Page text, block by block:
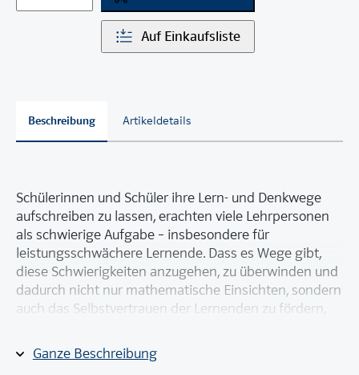
Auf Einkaufsliste
Beschreibung Artikeldetails
Ganze Beschreibung
Schülerinnen und Schüler ihre Lern- und Denkwege
aufschreiben zu lassen, erachten viele Lehrpersonen
als schwierige Aufgabe – insbesondere für
leistungsschwächere Lernende. Dass es Wege gibt,
diese Schwierigkeiten anzugehen, zu überwinden und
dadurch nicht nur mathematische Einsichten, sondern
auch das Selbstvertrauen der Lernenden zu fördern,
Alle 31 hier vorgestellten mathematischen